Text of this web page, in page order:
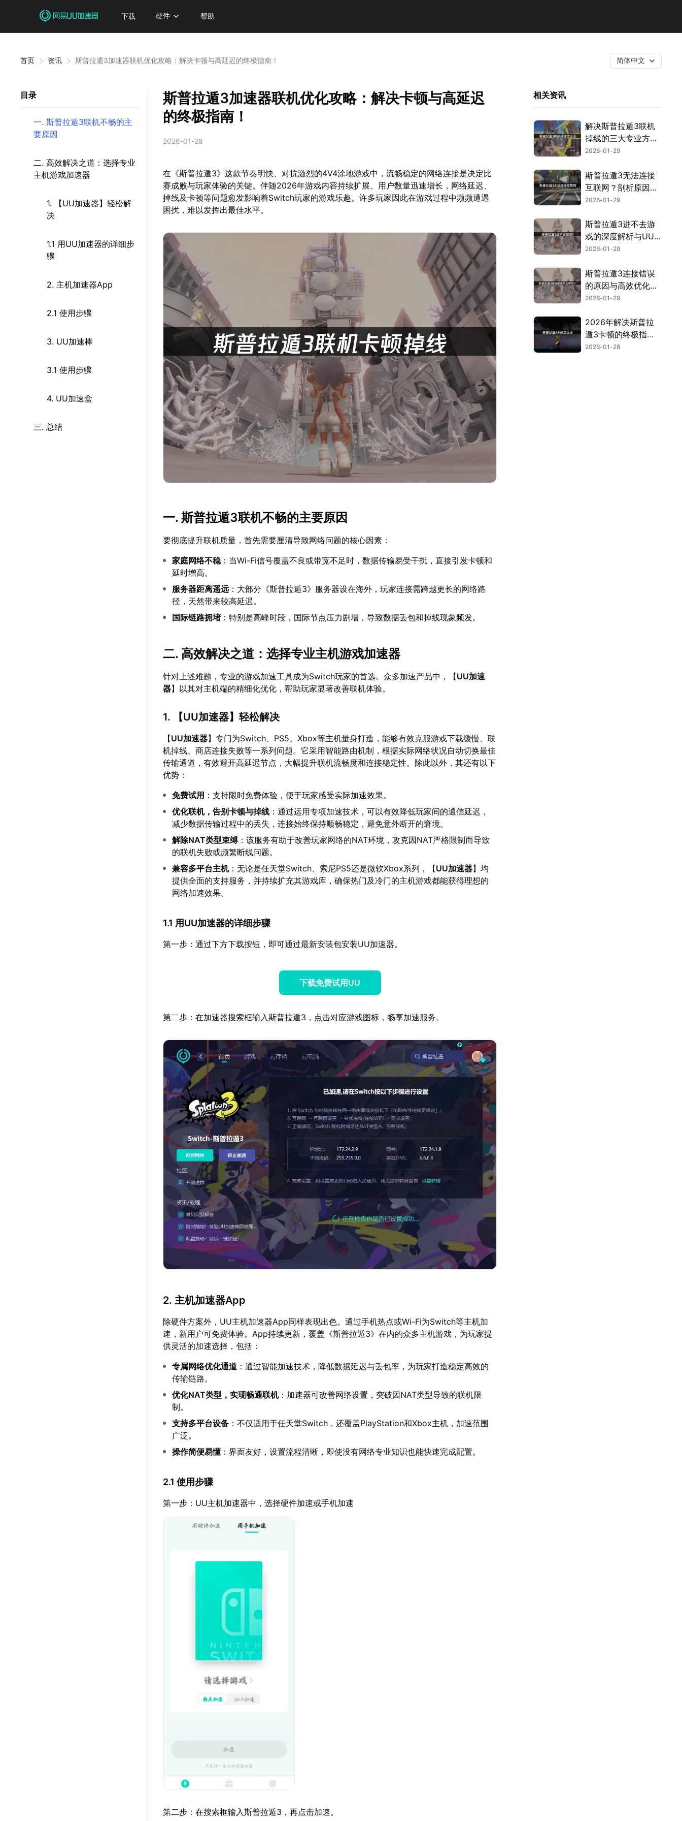
下载 硬件 帮助
首页 资讯 斯普拉遁3加速器联机优化攻略：解决卡顿与高延迟的终极指南！ 简体中文
目录
一. 斯普拉遁3联机不畅的主
要原因
二. 高效解决之道：选择专业
主机游戏加速器
1. 【UU加速器】轻松解
决
1.1 用UU加速器的详细步
骤
2. 主机加速器App
2.1 使用步骤
3. UU加速棒
3.1 使用步骤
4. UU加速盒
三. 总结
斯普拉遁3加速器联机优化攻略：解决卡顿与高延迟
的终极指南！
2026-01-28
在《斯普拉遁3》这款节奏明快、对抗激烈的4V4涂地游戏中，流畅稳定的网络连接是决定比
赛成败与玩家体验的关键。伴随2026年游戏内容持续扩展、用户数量迅速增长，网络延迟、
掉线及卡顿等问题愈发影响着Switch玩家的游戏乐趣。许多玩家因此在游戏过程中频频遭遇
困扰，难以发挥出最佳水平。
一. 斯普拉遁3联机不畅的主要原因
要彻底提升联机质量，首先需要厘清导致网络问题的核心因素：
家庭网络不稳 ：当Wi-Fi信号覆盖不良或带宽不足时，数据传输易受干扰，直接引发卡顿和
延时增高。
服务器距离遥远 ：大部分《斯普拉遁3》服务器设在海外，玩家连接需跨越更长的网络路
径，天然带来较高延迟。
国际链路拥堵：特别是高峰时段，国际节点压力剧增，导致数据丢包和掉线现象频发。
二. 高效解决之道：选择专业主机游戏加速器
针对上述难题，专业的游戏加速工具成为Switch玩家的首选。众多加速产品中，【UU加速
器】以其对主机端的精细化优化，帮助玩家显著改善联机体验。
1. 【UU加速器】轻松解决
【UU加速器】专门为Switch、PS5、Xbox等主机量身打造，能够有效克服游戏下载缓慢、联
机掉线、商店连接失败等一系列问题。它采用智能路由机制，根据实际网络状况自动切换最佳
传输通道，有效避开高延迟节点，大幅提升联机流畅度和连接稳定性。除此以外，其还有以下
优势：
免费试用 ：支持限时免费体验，便于玩家感受实际加速效果。
优化联机，告别卡顿与掉线 ：通过运用专项加速技术，可以有效降低玩家间的通信延迟，
减少数据传输过程中的丢失，连接始终保持顺畅稳定，避免意外断开的窘境。
解除NAT类型束缚：该服务有助于改善玩家网络的NAT环境，攻克因NAT严格限制而导致
的联机失败或频繁断线问题。
兼容多平台主机：无论是任天堂Switch、索尼PS5还是微软Xbox系列，【UU加速器】均
提供全面的支持服务，并持续扩充其游戏库，确保热门及冷门的主机游戏都能获得理想的
网络加速效果。
1.1 用UU加速器的详细步骤
第一步：通过下方下载按钮，即可通过最新安装包安装UU加速器。
下载免费试用UU
第二步：在加速器搜索框输入斯普拉遁3，点击对应游戏图标，畅享加速服务。
2. 主机加速器App
除硬件方案外，UU主机加速器App同样表现出色。通过手机热点或Wi-Fi为Switch等主机加
速，新用户可免费体验。App持续更新，覆盖《斯普拉遁3》在内的众多主机游戏，为玩家提
供灵活的加速选择，包括：
专属网络优化通道 ：通过智能加速技术，降低数据延迟与丢包率，为玩家打造稳定高效的
传输链路。
优化NAT类型，实现畅通联机：加速器可改善网络设置，突破因NAT类型导致的联机限
制。
支持多平台设备 ：不仅适用于任天堂Switch，还覆盖PlayStation和Xbox主机，加速范围
广泛。
操作简便易懂：界面友好，设置流程清晰，即使没有网络专业知识也能快速完成配置。
2.1 使用步骤
第一步：UU主机加速器中，选择硬件加速或手机加速
第二步：在搜索框输入斯普拉遁3，再点击加速。
相关资讯
解决斯普拉遁3联机
掉线的三大专业方
案！
2026-01-29
斯普拉遁3无法连接
互联网？剖析原因并
提供网络优化方案！
2026-01-29
斯普拉遁3进不去游
戏的深度解析与UU
加速器解决方案！
2026-01-29
斯普拉遁3连接错误
的原因与高效优化方
法全解析！
2026-01-29
2026年解决斯普拉
遁3卡顿的终极指
南！
2026-01-28